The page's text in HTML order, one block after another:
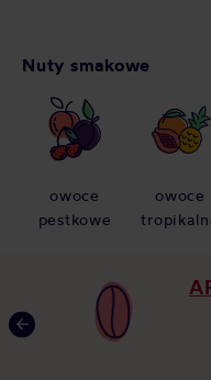
Nuty smakowe
owoce
pestkowe
owoce